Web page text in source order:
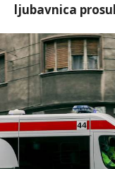
ljubavnica